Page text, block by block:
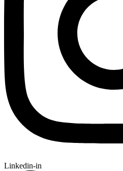
Linkedin-in